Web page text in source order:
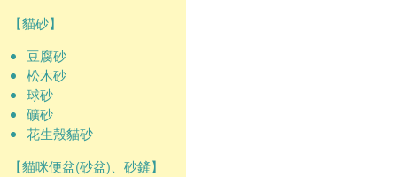
【貓砂】
豆腐砂
松木砂
球砂
礦砂
花生殼貓砂
【貓咪便盆(砂盆)、砂鏟】